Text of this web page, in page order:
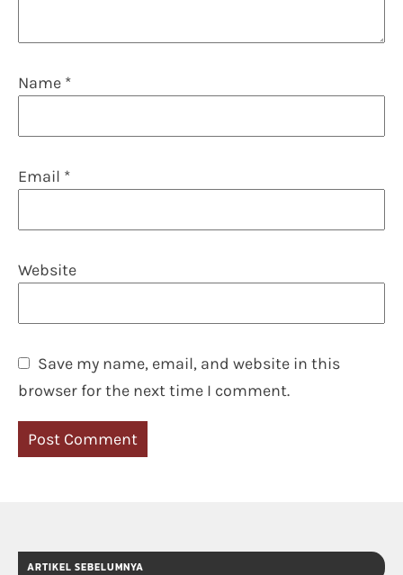
Name *
Email *
Website
Save my name, email, and website in this
browser for the next time I comment.
ARTIKEL SEBELUMNYA